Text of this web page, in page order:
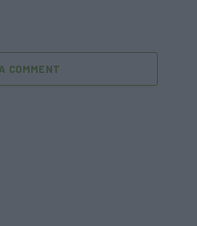
COMMENT